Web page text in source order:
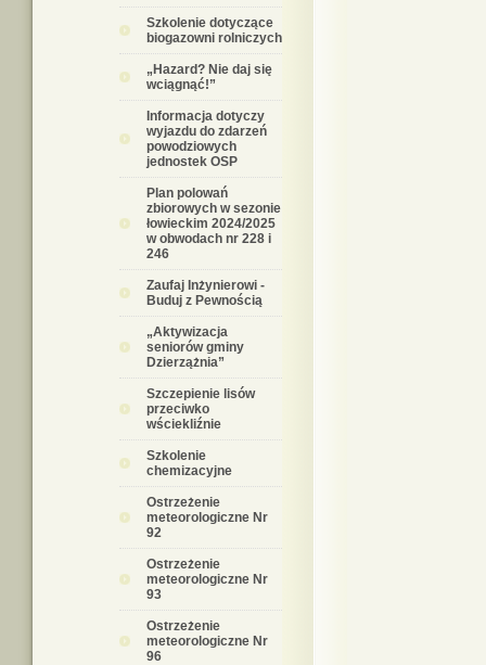
Szkolenie dotyczące
biogazowni rolniczych
„Hazard? Nie daj się
wciągnąć!”
Informacja dotyczy
wyjazdu do zdarzeń
powodziowych
jednostek OSP
Plan polowań
zbiorowych w sezonie
łowieckim 2024/2025
w obwodach nr 228 i
246
Zaufaj Inżynierowi -
Buduj z Pewnością
„Aktywizacja
seniorów gminy
Dzierzążnia”
Szczepienie lisów
przeciwko
wściekliźnie
Szkolenie
chemizacyjne
Ostrzeżenie
meteorologiczne Nr
92
Ostrzeżenie
meteorologiczne Nr
93
Ostrzeżenie
meteorologiczne Nr
96